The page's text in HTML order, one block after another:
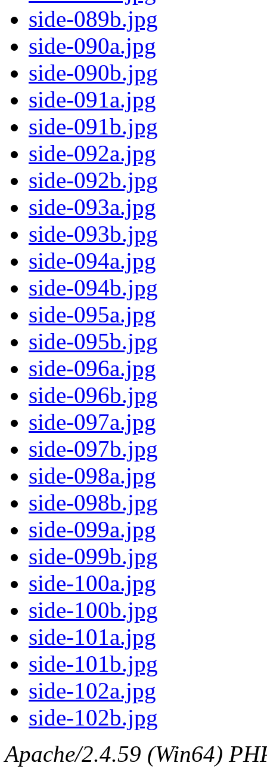
side-089b.jpg
side-090a.jpg
side-090b.jpg
side-091a.jpg
side-091b.jpg
side-092a.jpg
side-092b.jpg
side-093a.jpg
side-093b.jpg
side-094a.jpg
side-094b.jpg
side-095a.jpg
side-095b.jpg
side-096a.jpg
side-096b.jpg
side-097a.jpg
side-097b.jpg
side-098a.jpg
side-098b.jpg
side-099a.jpg
side-099b.jpg
side-100a.jpg
side-100b.jpg
side-101a.jpg
side-101b.jpg
side-102a.jpg
side-102b.jpg
Apache/2.4.59 (Win64)